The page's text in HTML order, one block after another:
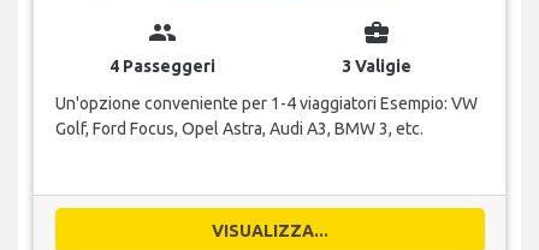
group
4 Passeggeri
business_center
3 Valigie
Un'opzione conveniente per 1-4 viaggiatori Esempio: VW
Golf, Ford Focus, Opel Astra, Audi A3, BMW 3, etc.
VISUALIZZA...